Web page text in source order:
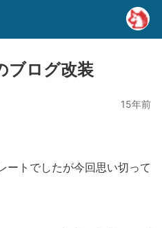
ブログ改装
15年前
ートでしたが今回思い切って